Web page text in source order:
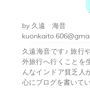
シ
ョ
ン
by 久遠 海音
久遠海音です♪ 旅行
外旅行へ行くことを
んなインドア貧乏人
心にブログを書いてい